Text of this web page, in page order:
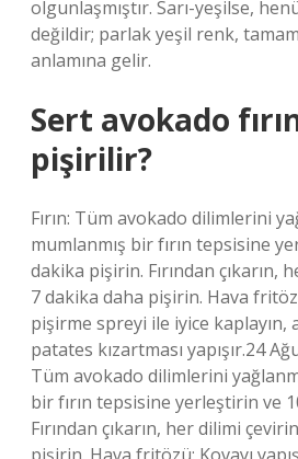
olgunlaşmıştır. Sarı-yeşilse,
değildir; parlak yeşil renk,
anlamına gelir.
Sert avokado
pişirilir?
Fırın: Tüm avokado dilimlerini
mumlanmış bir fırın tepsisine
dakika pişirin. Fırından çıkarın,
7 dakika daha pişirin. Hava
pişirme spreyi ile iyice kaplayın,
patates kızartması yapışır.24
Tüm avokado dilimlerini
bir fırın tepsisine yerleştirin ve
Fırından çıkarın, her dilimi